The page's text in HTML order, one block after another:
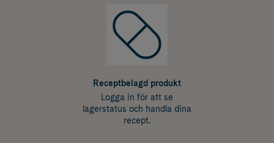
Receptbelagd produkt
Logga in för att se
lagerstatus och handla dina
recept.